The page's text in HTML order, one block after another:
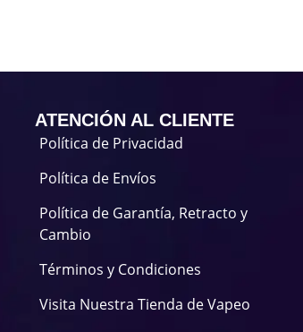
ATENCIÓN AL CLIENTE
Política de Privacidad
Política de Envíos
Política de Garantía, Retracto y
Cambio
Términos y Condiciones
Visita Nuestra Tienda de Vapeo